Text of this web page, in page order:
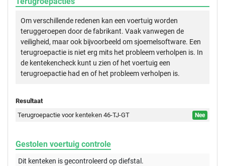
Om verschillende redenen kan een voertuig worden
teruggeroepen door de fabrikant. Vaak vanwegen de
veiligheid, maar ook bijvoorbeeld om sjoemelsoftware. Een
terugroepactie is niet erg mits het probleem verholpen is. In
de kentekencheck kunt u zien of het voertuig een
terugroepactie had en of het probleem verholpen is.
Resultaat
Terugroepactie voor kenteken 46-TJ-GT
Nee
Gestolen voertuig controle
Dit kenteken is gecontroleerd opdiefstal.